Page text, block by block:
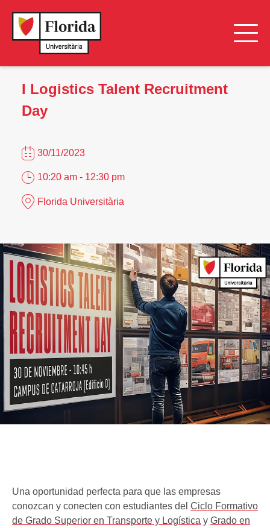
I Logistics Talent Recruitment
Day
30/11/2023
10:20 am - 12:30 pm
Florida Universitària
Una oportunidad perfecta para que las empresas
conozcan y conecten con estudiantes del Ciclo Formativo
de Grado Superior en Transporte y Logística y Grado en